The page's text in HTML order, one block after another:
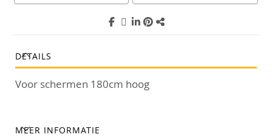
DETAILS
Voor schermen 180cm hoog
MEER INFORMATIE